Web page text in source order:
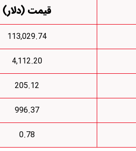
قیمت (دلار)
113,029.74
4,112.20
205.12
996.37
0.78